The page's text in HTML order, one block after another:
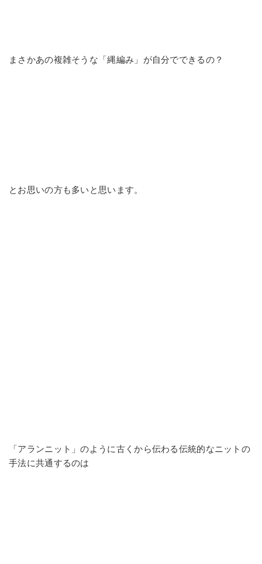
まさかあの複雑そうな「縄編み」が自分でできるの？
とお思いの方も多いと思います。
「アランニット」のように古くから伝わる伝統的なニットの
手法に共通するのは